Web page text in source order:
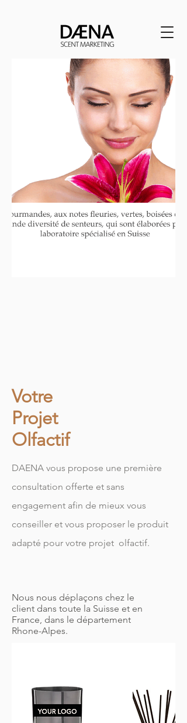
Votre
Projet
Olfactif
DAENA vous propose une première
consultation offerte et sans
engagement afin de mieux vous
conseiller et vous proposer le produit
adapté pour votre projet olfactif.
Nous nous déplaçons chez le
client dans toute la Suisse et en
France, dans le département
Rhone-Alpes.